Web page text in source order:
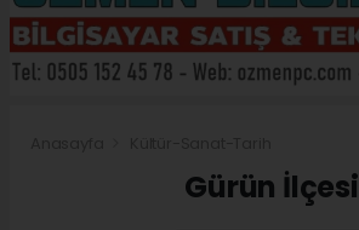
Gürün İlçesi